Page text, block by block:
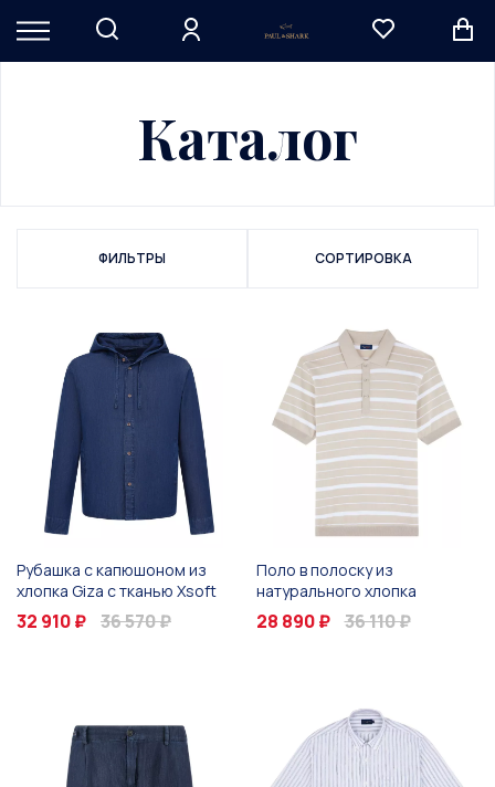
Каталог
ФИЛЬТРЫ СОРТИРОВКА
Рубашка с капюшоном из
хлопка Giza с тканью Xsoft
32 910 ₽ 36 570 ₽
Поло в полоску из
натурального хлопка
28 890 ₽ 36 110 ₽